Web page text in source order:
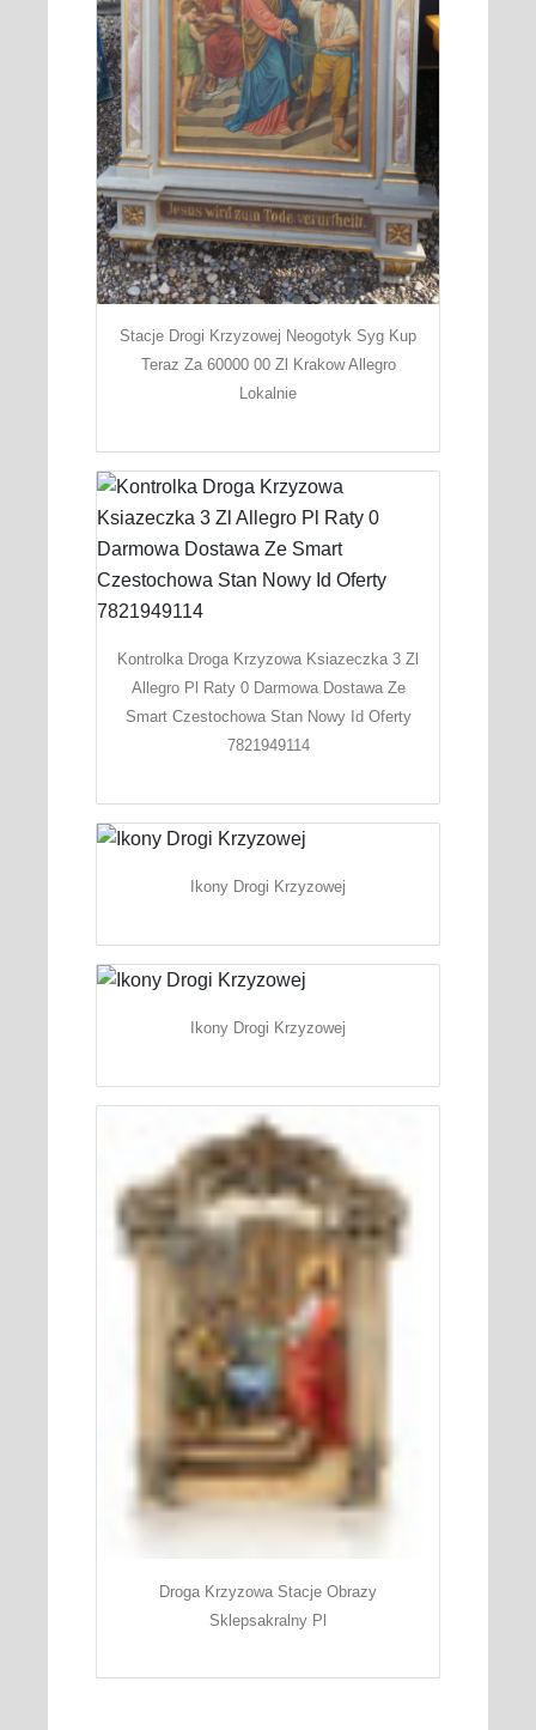
Stacje Drogi Krzyzowej Neogotyk Syg Kup
Teraz Za 60000 00 Zl Krakow Allegro
Lokalnie
Kontrolka Droga Krzyzowa Ksiazeczka 3 Zl
Allegro Pl Raty 0 Darmowa Dostawa Ze
Smart Czestochowa Stan Nowy Id Oferty
7821949114
Ikony Drogi Krzyzowej
Ikony Drogi Krzyzowej
Droga Krzyzowa Stacje Obrazy
Sklepsakralny Pl